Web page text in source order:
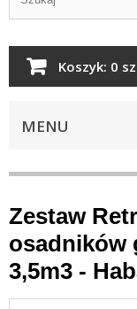
Koszyk: 0
MENU
Zestaw
osadników
3,5m3 -